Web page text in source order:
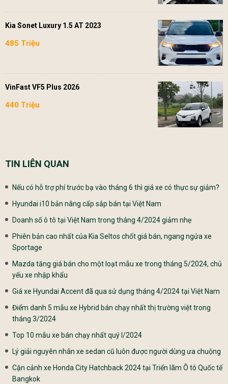
Kia Sonet Luxury 1.5 AT 2023
485 Triệu
VinFast VF5 Plus 2026
440 Triệu
TIN LIÊN QUAN
Nếu có hỗ trợ phí trước bạ vào tháng 6 thì giá xe có thực sự giảm?
Hyundai i10 bản nâng cấp sắp bán tại Việt Nam
Doanh số ô tô tại Việt Nam trong tháng 4/2024 giảm nhẹ
Phiên bản cao nhất của Kia Seltos chốt giá bán, ngang ngửa xe
Sportage
Mazda tăng giá bán cho một loạt mẫu xe trong tháng 5/2024, chủ
yếu xe nhập khẩu
Giá xe Hyundai Accent đã qua sử dụng tháng 4/2024 tại Việt Nam
Điểm danh 5 mẫu xe Hybrid bán chạy nhất thị trường việt trong
tháng 3/2024
Top 10 mẫu xe bán chạy nhất quý I/2024
Lý giải nguyên nhân xe sedan cũ luôn được người dùng ưa chuộng
Cận cảnh xe Honda City Hatchback 2024 tại Triển lãm Ô tô Quốc tế
Bangkok